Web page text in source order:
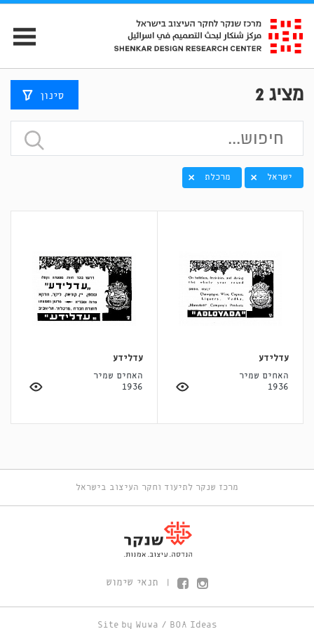
מציג 2 סינון
ישראל מרכלת
עדלידע
האחים שמיר
1936
עדלידע
האחים שמיר
1936
מרכז שנקר לתיעוד וחקר העיצוב בישראל
תנאי שימוש
Site by Wuwa / BOA Ideas